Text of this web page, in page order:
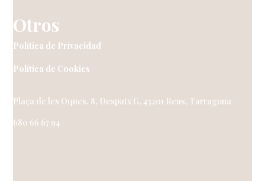
Otros
Política de Privacidad
Política de Cookies
Plaça de les Oques, 8, Despatx G, 43201 Reus, Tarragona
680 66 67 94